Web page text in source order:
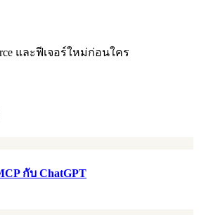
และฟีเจอร์ใหม่ก่อนใคร
กับ ChatGPT